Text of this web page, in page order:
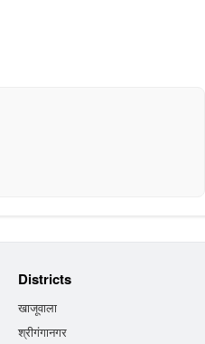
Districts
खाजूवाला
श्रीगंगानगर